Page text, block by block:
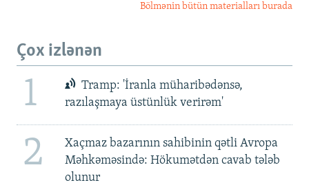
Bölmənin bütün materialları burada
Çox izlənən
1
Tramp: 'İranla müharibədənsə,
razılaşmaya üstünlük verirəm'
2
Xaçmaz bazarının sahibinin qətli Avropa
Məhkəməsində: Hökumətdən cavab tələb
olunur